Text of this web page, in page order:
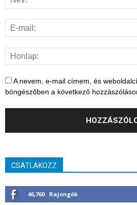
A nevem, e-mail címem, és
böngészőben a következő
CSATLAKOZZ
46,760 Rajongók